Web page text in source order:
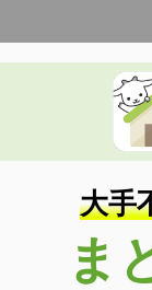
大手
ま